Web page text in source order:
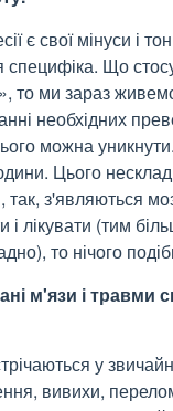
є свої мінуси і
специфіка. Що
то ми зараз
необхідних
можна
Цього
так, з'являються
і лікувати (тим
то нічого
м'язи і травми
у
вивихи,